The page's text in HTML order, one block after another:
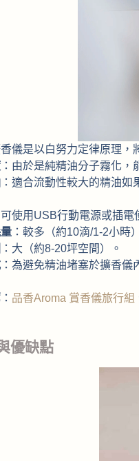
香儀是以白努力定律原理
：由於是純精油分子霧化，
：適合流動性較大的精油
可使用USB行動電源或插電
：較多（約10滴/1-2小時
：大（約8-20坪空間）。
：為避免精油堵塞於擴香
： 品香Aroma 賞香儀旅行組
優缺點